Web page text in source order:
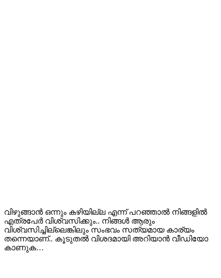
വിഴുങ്ങാൻ ഒന്നും കഴിയില്ല എന്ന് പറഞ്ഞാൽ നിങ്ങളിൽ
എത്രപേർ വിശ്വസിക്കും.. നിങ്ങൾ ആരും
വിശ്വസിച്ചില്ലെങ്കിലും സംഭവം സത്യമായ കാര്യം
തന്നെയാണ്.. കൂടുതൽ വിശദമായി അറിയാൻ വീഡിയോ
കാണുക…